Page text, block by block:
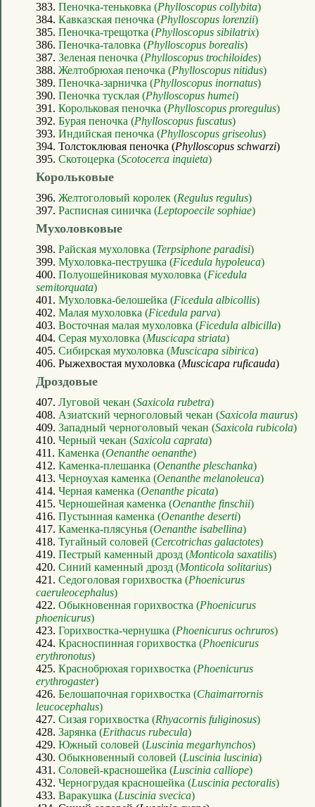
383. Пеночка-теньковка (Phylloscopus collybita)
384. Кавказская пеночка (Phylloscopus lorenzii)
385. Пеночка-трещотка (Phylloscopus sibilatrix)
386. Пеночка-таловка (Phylloscopus borealis)
387. Зеленая пеночка (Phylloscopus trochiloides)
388. Желтобрюхая пеночка (Phylloscopus nitidus)
389. Пеночка-зарничка (Phylloscopus inornatus)
390. Пеночка тусклая (Phylloscopus humei)
391. Корольковая пеночка (Phylloscopus proregulus)
392. Бурая пеночка (Phylloscopus fuscatus)
393. Индийская пеночка (Phylloscopus griseolus)
394. Толстоклювая пеночка (Phylloscopus schwarzi)
395. Скотоцерка (Scotocerca inquieta)
Корольковые
396. Желтоголовый королек (Regulus regulus)
397. Расписная синичка (Leptopoecile sophiae)
Мухоловковые
398. Райская мухоловка (Terpsiphone paradisi)
399. Мухоловка-пеструшка (Ficedula hypoleuca)
400. Полуошейниковая мухоловка (Ficedula
semitorquata)
401. Мухоловка-белошейка (Ficedula albicollis)
402. Малая мухоловка (Ficedula parva)
403. Восточная малая мухоловка (Ficedula albicilla)
404. Серая мухоловка (Muscicapa striata)
405. Сибирская мухоловка (Muscicapa sibirica)
406. Рыжехвостая мухоловка (Muscicapa ruficauda)
Дроздовые
407. Луговой чекан (Saxicola rubetra)
408. Азиатский черноголовый чекан (Saxicola maurus)
409. Западный черноголовый чекан (Saxicola rubicola)
410. Черный чекан (Saxicola caprata)
411. Каменка (Oenanthe oenanthe)
412. Каменка-плешанка (Oenanthe pleschanka)
413. Черноухая каменка (Oenanthe melanoleuca)
414. Черная каменка (Oenanthe picata)
415. Черношейная каменка (Oenanthe finschii)
416. Пустынная каменка (Oenanthe deserti)
417. Каменка-плясунья (Oenanthe isabellina)
418. Тугайный соловей (Cercotrichas galactotes)
419. Пестрый каменный дрозд (Monticola saxatilis)
420. Синий каменный дрозд (Monticola solitarius)
421. Седоголовая горихвостка (Phoenicurus
caeruleocephalus)
422. Обыкновенная горихвостка (Phoenicurus
phoenicurus)
423. Горихвостка-чернушка (Phoenicurus ochruros)
424. Красноспинная горихвостка (Phoenicurus
erythronotus)
425. Краснобрюхая горихвостка (Phoenicurus
erythrogaster)
426. Белошапочная горихвостка (Chaimarrornis
leucocephalus)
427. Сизая горихвостка (Rhyacornis fuliginosus)
428. Зарянка (Erithacus rubecula)
429. Южный соловей (Luscinia megarhynchos)
430. Обыкновенный соловей (Luscinia luscinia)
431. Соловей-красношейка (Luscinia calliope)
432. Черногрудая красношейка (Luscinia pectoralis)
433. Варакушка (Luscinia svecica)